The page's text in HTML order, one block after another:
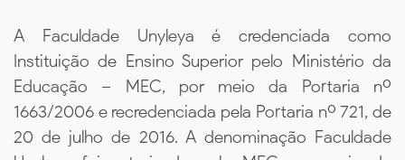
A Faculdade Unyleya é credenciada como
Instituição de Ensino Superior pelo Ministério da
Educação – MEC, por meio da Portaria nº
1663/2006 e recredenciada pela Portaria nº 721, de
20 de julho de 2016. A denominação Faculdade